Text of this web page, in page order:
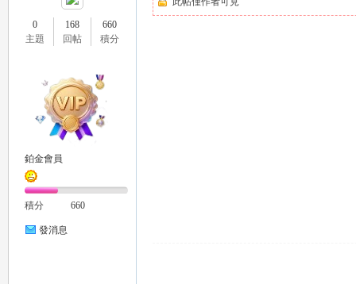
0
主題
168
回帖
660
積分
鉑金會員
積分 660
發消息